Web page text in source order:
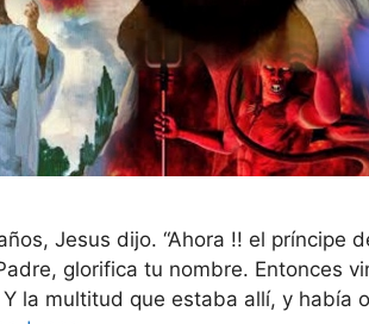
Jesus dijo. “Ahora !! el príncipe
glorifica tu nombre. Entonces
la multitud que estaba allí, y había